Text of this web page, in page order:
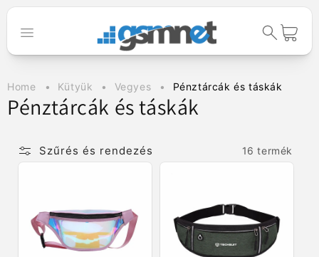
Ugrás a
Kosár
Home Kütyük Vegyes Pénztárcák és táskák
K
Pénztárcák és táskák
Szűrés és rendezés 16 termék